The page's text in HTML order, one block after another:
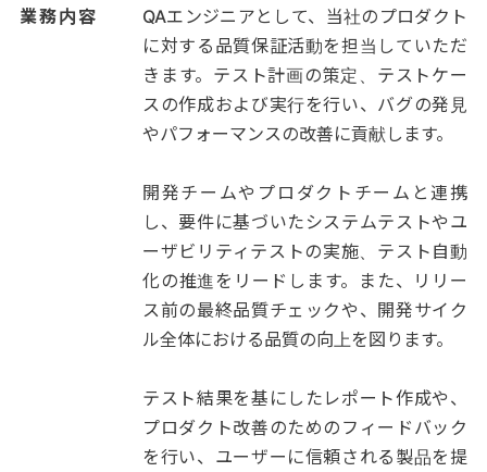
業務内容
QAエンジニアとして、当社のプロダクト
に対する品質保証活動を担当していただ
きます。テスト計画の策定、テストケー
スの作成および実行を行い、バグの発見
やパフォーマンスの改善に貢献します。
開発チームやプロダクトチームと連携
し、要件に基づいたシステムテストやユ
ーザビリティテストの実施、テスト自動
化の推進をリードします。また、リリー
ス前の最終品質チェックや、開発サイク
ル全体における品質の向上を図ります。
テスト結果を基にしたレポート作成や、
プロダクト改善のためのフィードバック
を行い、ユーザーに信頼される製品を提